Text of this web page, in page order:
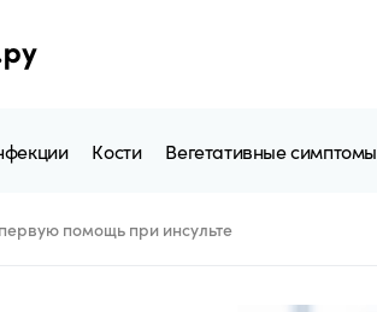
Кости Вегетативные симптомы
помощь при инсульте